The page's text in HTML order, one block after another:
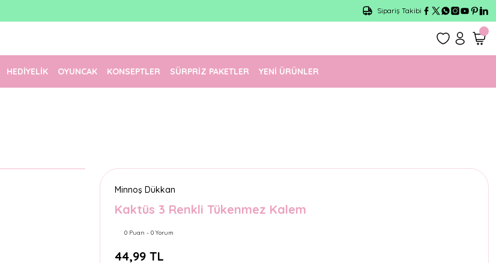
1500 TL Üzeri Ücretsiz Kargo
Sipariş Takibi
HEDİYELİK OYUNCAK KONSEPTLER SÜRPRİZ PAKETLER YENİ ÜRÜNLER
Minnoş Dükkan
Kaktüs 3 Renkli Tükenmez Kalem
0 Puan - 0 Yorum
44,99 TL